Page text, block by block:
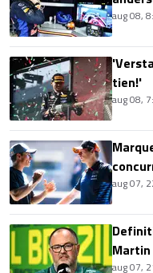
aug 08,
tien!'
aug 08,
aug 07,
Martin
aug 07,